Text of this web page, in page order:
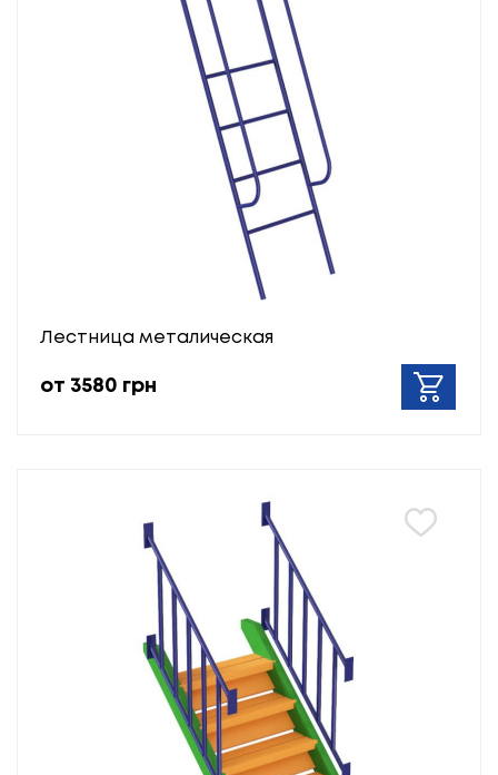
Лестница металическая
от 3580 грн